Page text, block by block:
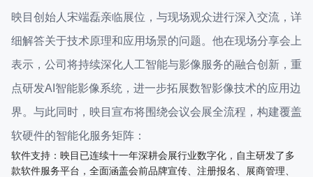
映目创始人宋端磊亲临展位，与现场观众进行深入交流，详
细解答关于技术原理和应用场景的问题。他在现场分享会上
表示，公司将持续深化人工智能与影像服务的融合创新，重
点研发AI智能影像系统，进一步拓展数智影像技术的应用边
界。与此同时，映目宣布将围绕会议会展全流程，构建覆盖
软硬件的智能化服务矩阵：
软件支持：映目已连续十一年深耕会展行业数字化，自主研发了多
款软件服务平台，全面涵盖会前品牌宣传、注册报名、展商管理、